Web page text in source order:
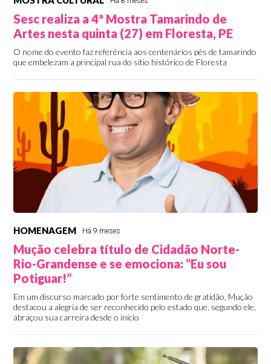
Sesc realiza a 4ª Mostra Tamarindo de
Artes nesta quinta (27) em Floresta, PE
O nome do evento faz referência aos centenários pés de tamarindo
que embelezam a principal rua do sítio histórico de Floresta
HOMENAGEM Há 9 meses
Mução celebra título de Cidadão Norte-
Rio-Grandense e se emociona: “Eu sou
Potiguar!”
Em um discurso marcado por forte sentimento de gratidão, Mução
destacou a alegria de ser reconhecido pelo estado que, segundo ele,
abraçou sua carreira desde o início